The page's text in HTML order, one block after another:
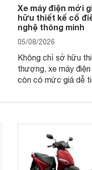
Xe máy điện mới
hữu thiết kế cổ
nghệ thông minh
05/08/2026
Không chỉ sở hữu
thượng, xe máy
còn có mức giá dễ
biệt phù hợp với
từ đủ 16 tuổi trở lên.